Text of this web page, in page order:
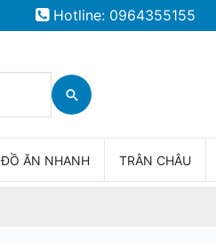
Hotline: 0964355155
ĐỒ ĂN NHANH TRÂN CHÂU